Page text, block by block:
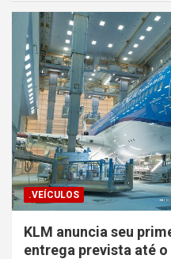
.VEÍCULOS
KLM anuncia seu
entrega prevista até